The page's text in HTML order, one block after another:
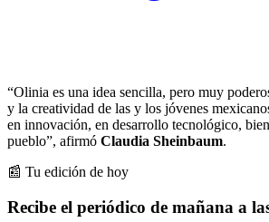
“Olinia es una idea sencilla, pero muy
y la creatividad de las y los jóvenes
en innovación, en desarrollo tecnológico,
pueblo”, afirmó Claudia Sheinbaum.
📰 Tu edición de hoy
Recibe el periódico de mañana a